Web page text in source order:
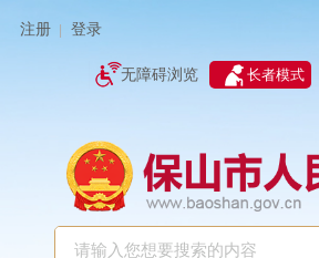
注册 登录
无障碍浏览 长者模式